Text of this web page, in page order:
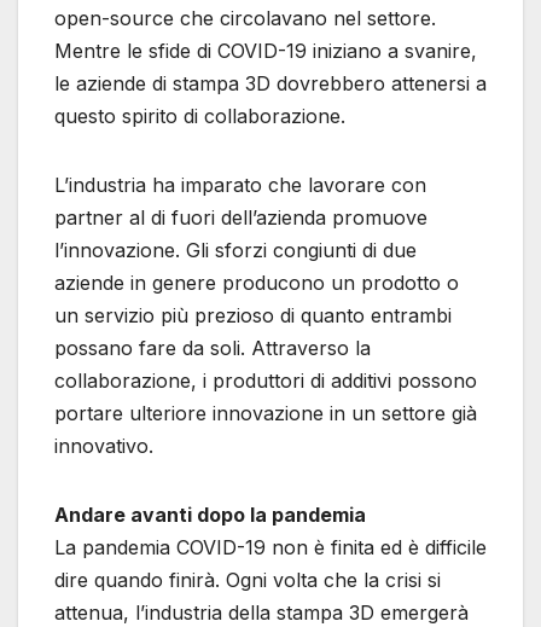
open-source che circolavano nel settore.
Mentre le sfide di COVID-19 iniziano a svanire,
le aziende di stampa 3D dovrebbero attenersi a
questo spirito di collaborazione.
L’industria ha imparato che lavorare con
partner al di fuori dell’azienda promuove
l’innovazione. Gli sforzi congiunti di due
aziende in genere producono un prodotto o
un servizio più prezioso di quanto entrambi
possano fare da soli. Attraverso la
collaborazione, i produttori di additivi possono
portare ulteriore innovazione in un settore già
innovativo.
Andare avanti dopo la pandemia
La pandemia COVID-19 non è finita ed è difficile
dire quando finirà. Ogni volta che la crisi si
attenua, l’industria della stampa 3D emergerà